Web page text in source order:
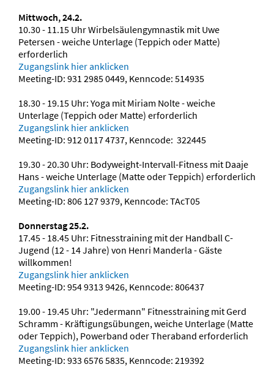
Mittwoch, 24.2.
10.30 - 11.15 Uhr Wirbelsäulengymnastik mit Uwe
Petersen - weiche Unterlage (Teppich oder Matte)
erforderlich
Zugangslink hier anklicken
Meeting-ID: 931 2985 0449, Kenncode: 514935
18.30 - 19.15 Uhr: Yoga mit Miriam Nolte - weiche
Unterlage (Teppich oder Matte) erforderlich
Zugangslink hier anklicken
Meeting-ID: 912 0117 4737, Kenncode: 322445
19.30 - 20.30 Uhr: Bodyweight-Intervall-Fitness mit Daaje
Hans - weiche Unterlage (Matte oder Teppich) erforderlich
Zugangslink hier anklicken
Meeting-ID: 806 127 9379, Kenncode: TAcT05
Donnerstag 25.2.
17.45 - 18.45 Uhr: Fitnesstraining mit der Handball C-
Jugend (12 - 14 Jahre) von Henri Manderla - Gäste
willkommen!
Zugangslink hier anklicken
Meeting-ID: 954 9313 9426, Kenncode: 806437
19.00 - 19.45 Uhr: "Jedermann" Fitnesstraining mit Gerd
Schramm - Kräftigungsübungen, weiche Unterlage (Matte
oder Teppich), Powerband oder Theraband erforderlich
Zugangslink hier anklicken
Meeting-ID: 933 6576 5835, Kenncode: 219392